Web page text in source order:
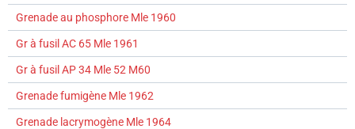
Grenade au phosphore Mle 1960
Gr à fusil AC 65 Mle 1961
Gr à fusil AP 34 Mle 52 M60
Grenade fumigène Mle 1962
Grenade lacrymogène Mle 1964